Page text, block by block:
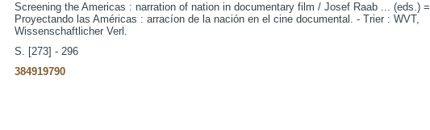
Screening the Americas : narration of nation in documentary film / Josef Raab ... (eds.) =
Proyectando las Américas : arracíon de la nación en el cine documental. - Trier : WVT,
Wissenschaftlicher Verl.
S. [273] - 296
384919790